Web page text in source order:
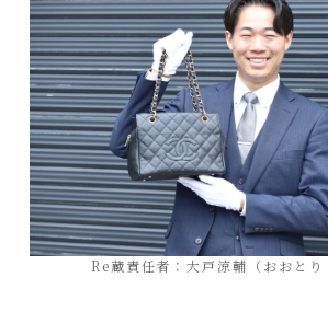
Re蔵責任者：大戸涼輔（おおとり